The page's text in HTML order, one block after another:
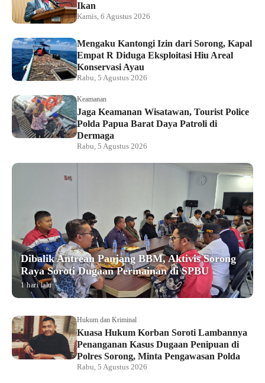
Ikan
Kamis, 6 Agustus 2026
Mengaku Kantongi Izin dari Sorong, Kapal
Empat R Diduga Eksploitasi Hiu Areal
Konservasi Ayau
Rabu, 5 Agustus 2026
Keamanan
Jaga Keamanan Wisatawan, Tourist Police
Polda Papua Barat Daya Patroli di
Dermaga
Rabu, 5 Agustus 2026
Dibalik Antrean Panjang BBM, Aktivis Sorong
Raya Soroti Dugaan Permainan di SPBU
1 hari lalu
Hukum dan Kriminal
Kuasa Hukum Korban Soroti Lambannya
Penanganan Kasus Dugaan Penipuan di
Polres Sorong, Minta Pengawasan Polda
Rabu, 5 Agustus 2026